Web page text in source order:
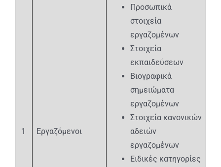
1 Εργαζόμενοι
Προσωπικά
στοιχεία
εργαζομένων
Στοιχεία
εκπαιδεύσεων
Βιογραφικά
σημειώματα
εργαζομένων
Στοιχεία κανονικών
αδειών
εργαζομένων
Ειδικές κατηγορίες